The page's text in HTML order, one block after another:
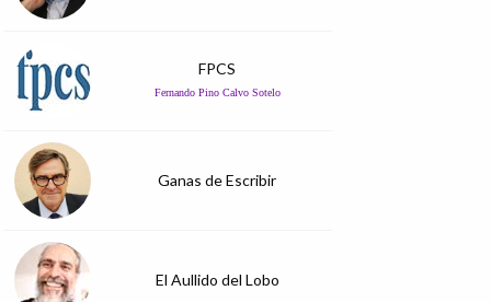
FPCS
Fernando Pino Calvo Sotelo
Ganas de Escribir
El Aullido del Lobo